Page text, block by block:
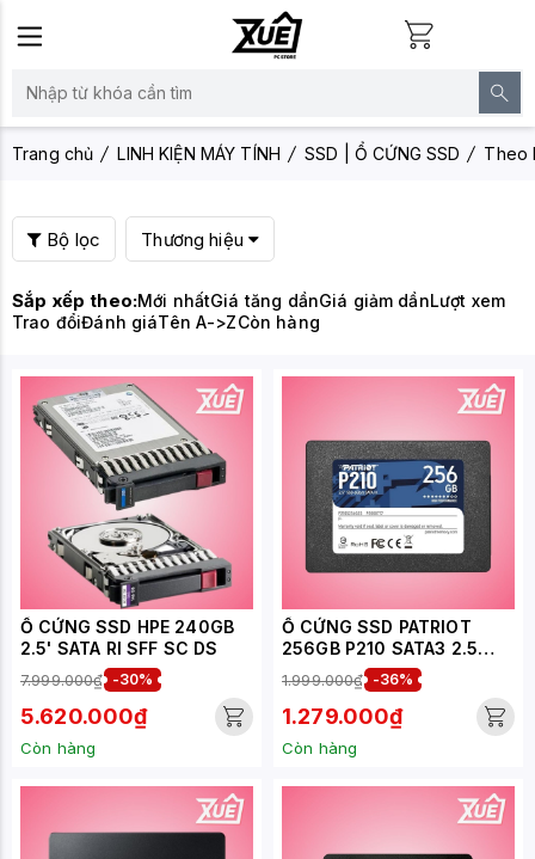
Trang chủ LINH KIỆN MÁY TÍNH SSD | Ổ CỨNG SSD Theo
Bộ lọc Thương hiệu
Sắp xếp theo:Mới nhấtGiá tăng dầnGiá giảm dầnLượt xem
Trao đổiĐánh giáTên A->ZCòn hàng
Ổ CỨNG SSD HPE 240GB
2.5' SATA RI SFF SC DS
7.999.000₫ -30%
5.620.000₫
Còn hàng
Ổ CỨNG SSD PATRIOT
256GB P210 SATA3 2.5
INCH - P210S256G25
1.999.000₫ -36%
1.279.000₫
Còn hàng